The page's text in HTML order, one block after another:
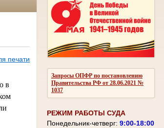
Запросы ОПФР по постановлению
Правительства РФ от 28.06.2021 №
1037
РЕЖИМ РАБОТЫ СУДА
Понедельник-четверг: 9:00-18:00
печати
в